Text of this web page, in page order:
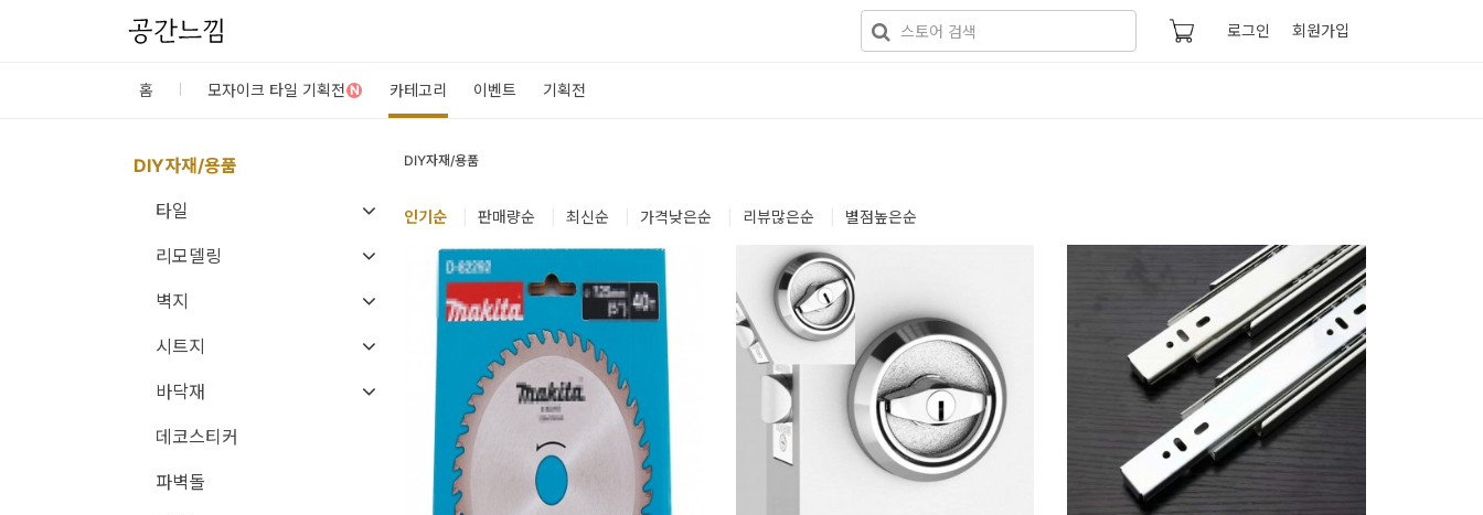
로그인 회원가입
홈 모자이크 타일 기획전 N 카테고리 이벤트 기획전
DIY자재/용품
타일
리모델링
벽지
시트지
바닥재
데코스티커
파벽돌
DIY자재/용품
인기순 판매량순 최신순 가격낮은순 리뷰많은순 별점높은순